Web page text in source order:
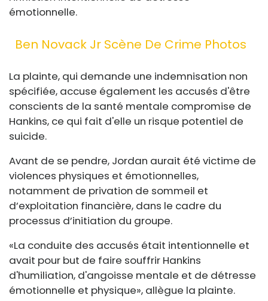
émotionnelle.
Ben Novack Jr Scène De Crime Photos
La plainte, qui demande une indemnisation non
spécifiée, accuse également les accusés d'être
conscients de la santé mentale compromise de
Hankins, ce qui fait d'elle un risque potentiel de
suicide.
Avant de se pendre, Jordan aurait été victime de
violences physiques et émotionnelles,
notamment de privation de sommeil et
d’exploitation financière, dans le cadre du
processus d’initiation du groupe.
«La conduite des accusés était intentionnelle et
avait pour but de faire souffrir Hankins
d'humiliation, d'angoisse mentale et de détresse
émotionnelle et physique», allègue la plainte.